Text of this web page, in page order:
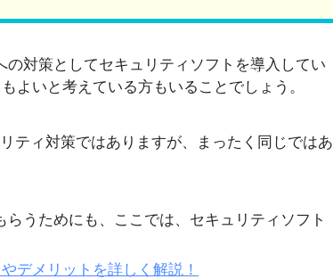
対策としてセキュリティソフトを導入してい
よいと考えている方もいることでしょう。
ティ対策ではありますが、まったく同じではあ
うためにも、ここでは、セキュリティソフト
デメリットを詳しく解説！